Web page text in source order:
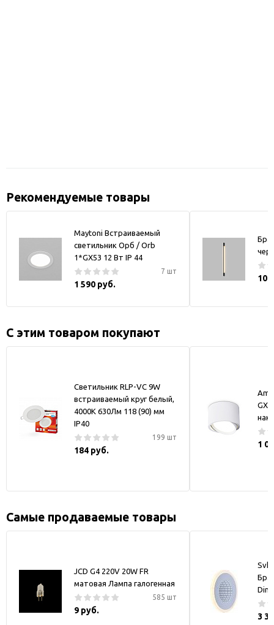
Рекомендуемые товары
Maytoni Встраиваемый
светильник Орб / Orb
1*GX53 12 Вт IP 44
7 шт
1 590 руб.
Бра
10
С этим товаром покупают
Светильник RLP-VC 9W
встраиваемый круг белый,
4000К 630Лм 118 (90) мм
IP40
199 шт
184 руб.
1
Самые продаваемые товары
JCD G4 220V 20W FR
матовая Лампа галогенная
585 шт
9 руб.
Бра
3